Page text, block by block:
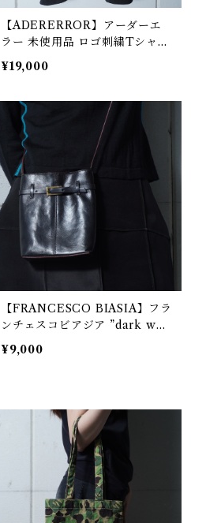
【ADERERROR】アーダーエ
ラー 未使用品 ロゴ刺繍Tシャツ
black
¥19,000
【FRANCESCO BIASIA】フラ
ンチェスコビアジア ”dark wea
r・Y2K” ロゴバックルレザート
ートバッグ black
¥9,000